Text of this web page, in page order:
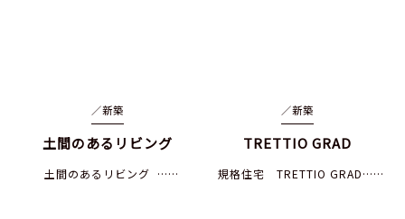
／新築
土間のあるリビング
土間のあるリビング ……
／新築
TRETTIO GRAD
規格住宅 TRETTIO GRAD……